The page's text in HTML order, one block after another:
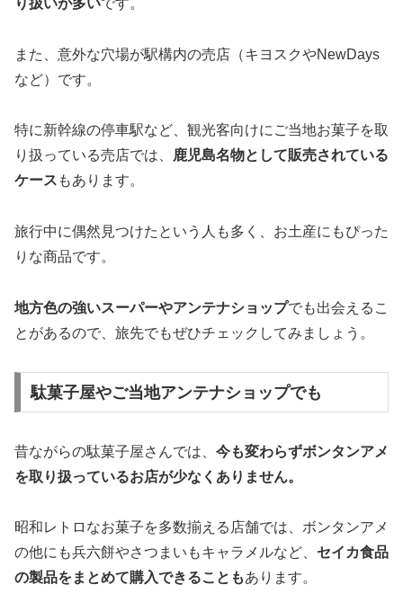
また、意外な穴場が駅構内の売店（キヨスクやNewDays
など）です。
特に新幹線の停車駅など、観光客向けにご当地お菓子を取
り扱っている売店では、
鹿児島名物として販売されている
ケース もあります。
旅行中に偶然見つけたという人も多く、お土産にもぴった
りな商品です。
地方色の強いスーパーやアンテナショップでも出会えるこ
とがあるので、旅先でもぜひチェックしてみましょう。
駄菓子屋やご当地アンテナショップでも
昔ながらの駄菓子屋さんでは、 今も変わらずボンタンアメ
を取り扱っているお店が少なくありません。
昭和レトロなお菓子を多数揃える店舗では、ボンタンアメ
の他にも兵六餅やさつまいもキャラメルなど、 セイカ食品
の製品をまとめて購入できることもあります。